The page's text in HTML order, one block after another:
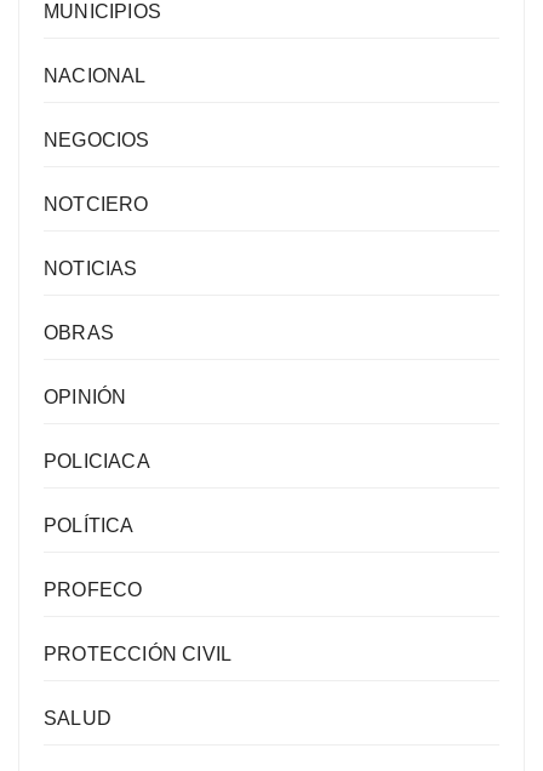
MUNICIPIOS
NACIONAL
NEGOCIOS
NOTCIERO
NOTICIAS
OBRAS
OPINIÓN
POLICIACA
POLÍTICA
PROFECO
PROTECCIÓN CIVIL
SALUD